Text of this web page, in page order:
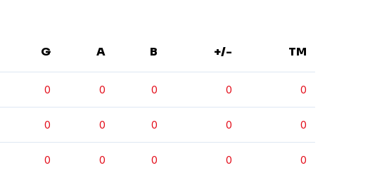
G A B +/- TM
0 0 0 0 0
0 0 0 0 0
0 0 0 0 0